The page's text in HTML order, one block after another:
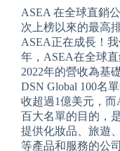
ASEA 在全球直銷
次上榜以來的最高
ASEA正在成長！
年，ASEA在全球
2022年的營收為基
DSN Global 100名
收超過1億美元，
百大名單的目的，
提供化妝品、旅遊
等產品和服務的公